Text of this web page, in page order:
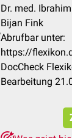
Dr. med.
Bijan Fink
Abrufbar unter:
https://
DocCheck
Bearbeitung